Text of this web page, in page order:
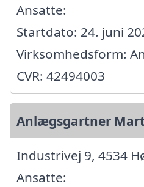
Ansatte:
Startdato: 24. juni
Virksomhedsform:
CVR: 42494003
Anlægsgartner
Industrivej 9, 4534
Ansatte: